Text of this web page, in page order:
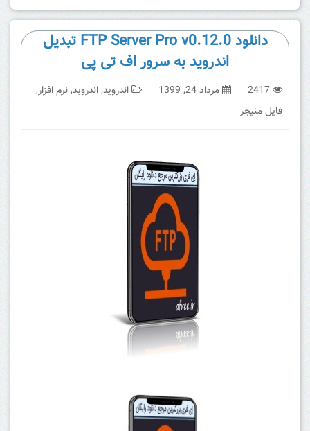
دانلود FTP Server Pro v0.12.0 تبدیل
اندروید به سرور اف تی پی
2417 مرداد 24, 1399 اندروید,اندروید,نرم افزار,
فایل منیجر